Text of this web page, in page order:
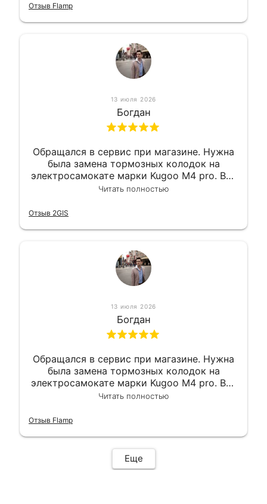
Отзыв Flamp
13 июля 2026
Богдан
Обращался в сервис при магазине. Нужна
была замена тормозных колодок на
электросамокате марки Kugoo M4 pro. Всё
сделали в лучшем виде и в максимально
гарантии, поэтому и обратился в этот
Читать полностью
Отзыв 2GIS
13 июля 2026
Богдан
Обращался в сервис при магазине. Нужна
была замена тормозных колодок на
электросамокате марки Kugoo M4 pro. Всё
сделали в лучшем виде и в максимально
гарантии, поэтому и обратился в этот
Читать полностью
Отзыв Flamp
Еще